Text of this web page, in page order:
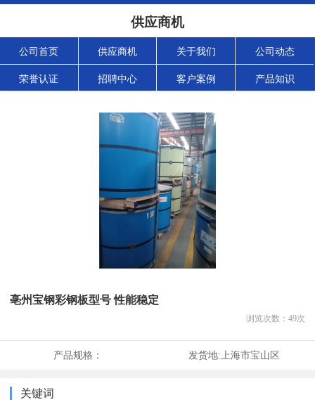
供应商机
公司首页 供应商机 关于我们 公司动态
荣誉认证 招聘中心 客户案例 产品知识
亳州宝钢彩钢板型号 性能稳定
浏览次数： 49次
产品规格： 发货地: 上海市宝山区
关键词